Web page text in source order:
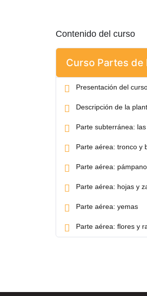
Contenido del curso
Curso Partes de
Presentación del
Descripción de la
Parte subterránea:
Parte aérea: tronco y
Parte aérea:
Parte aérea: hojas y
Parte aérea: yemas
Parte aérea: flores y